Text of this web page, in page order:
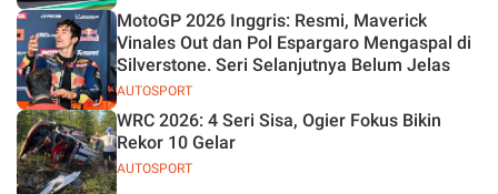
AUTOSPORT
MotoGP 2026 Inggris: Resmi, Maverick
Vinales Out dan Pol Espargaro Mengaspal di
Silverstone. Seri Selanjutnya Belum Jelas
AUTOSPORT
WRC 2026: 4 Seri Sisa, Ogier Fokus Bikin
Rekor 10 Gelar